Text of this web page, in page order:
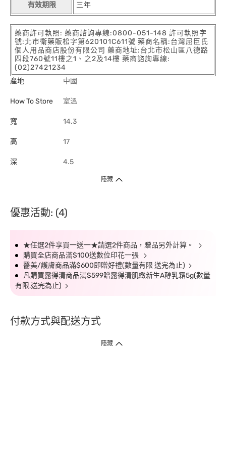
有效期限 三年
藥商許可執照: 藥商諮詢專線:0800-051-148 許可執照字
號:北市衛藥販松字第620101C611號 藥商名稱:台灣屈臣氏
個人用品商店股份有限公司 藥商地址:台北市松山區八德路
四段760號11樓之1、之2及14樓 藥商諮詢專線:
(02)27421234
產地
中國
How To Store 室溫
寬 14.3
高 17
深 4.5
隱藏
優惠活動: (4)
★任選2件享買一送一★請選2件商品，贈品另外計算。
購買全店商品滿$100送數位印花一張
醫美/護膚商品滿$600即贈好禮(數量有限 送完為止)
凡購買露得清商品滿$599贈露得清肌緻新生A醇乳霜5g(數量
有限,送完為止)
付款方式與配送方式
隱藏